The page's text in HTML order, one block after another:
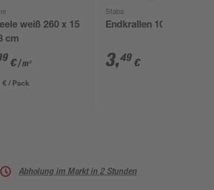
weiß 260 x 15
cm
€/ m²
€ / Pack
Staba
Endkrallen 10 Stück
3,49 €
Abholung im Markt in 2 Stunden